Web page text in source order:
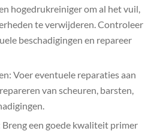
hogedrukreiniger om al het vuil,
te verwijderen. Controleer
beschadigingen en repareer
Voer eventuele reparaties aan
van scheuren, barsten,
Breng een goede kwaliteit primer